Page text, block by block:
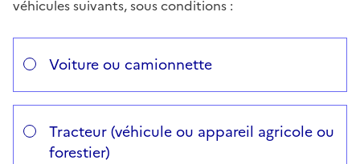
véhicules suivants, sous conditions :
Répondez aux questions successives et les réponses
Vous avez choisi
Voiture ou camionnette
Tracteur (véhicule ou appareil agricole ou
forestier)